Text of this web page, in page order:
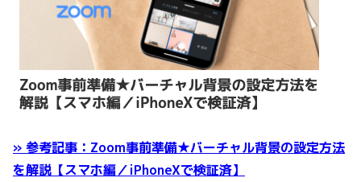
» 参考記事：Zoom事前準備★バーチャル背景の設定方法
を解説【スマホ編／iPhoneXで検証済】